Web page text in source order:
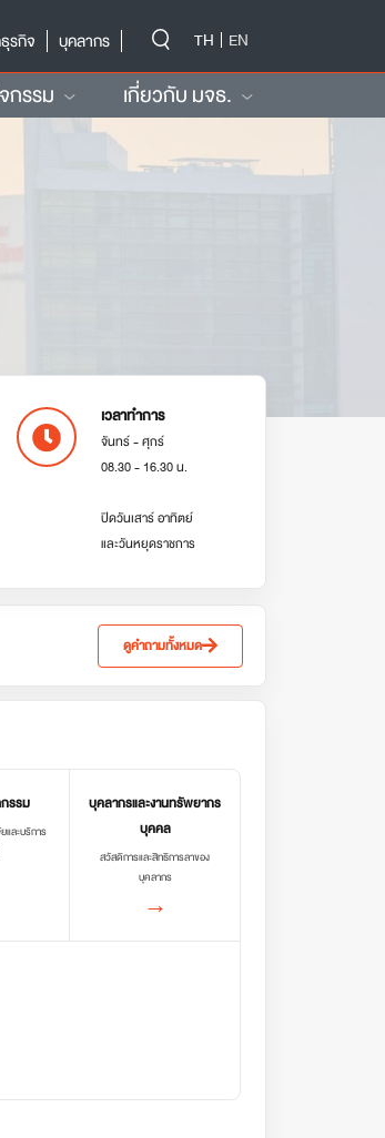
รกิจ บุคลากร TH EN
กรรม เกี่ยวกับ มจธ.
เวลาทำการ
จันทร์ - ศุกร์
08.30 - 16.30 น.
ปิดวันเสาร์ อาทิตย์
และวันหยุดราชการ
ดูคำถามทั้งหมด
รรม
ละบริการ
บุคลากรและงานทรัพยากร
บุคคล
สวัสดิการและสิทธิการลาของ
บุคลากร
→